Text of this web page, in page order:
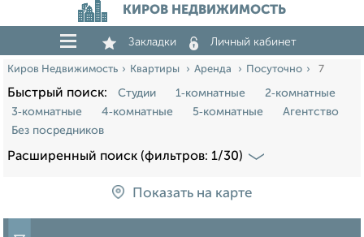
КИРОВ НЕДВИЖИМОСТЬ
Закладки Личный кабинет
Киров Недвижимость Квартиры Аренда Посуточно 7
Быстрый поиск: Студии 1‑комнатные
2‑комнатные
3‑комнатные
4‑комнатные 5‑комнатные
Агентство
Без посредников
Расширенный поиск (фильтров: 1/30)
Показать на карте